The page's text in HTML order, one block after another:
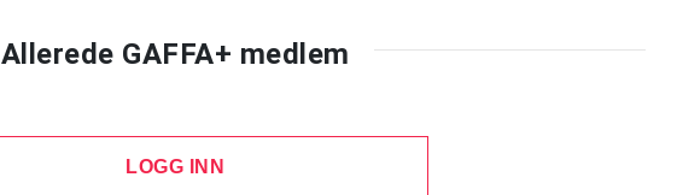
Allerede GAFFA+ medlem
LOGG INN